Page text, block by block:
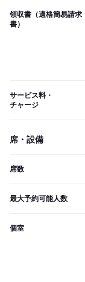
領収書（適格簡易請求
書）
サービス料・
チャージ
席・設備
席数
最大予約可能人数
個室